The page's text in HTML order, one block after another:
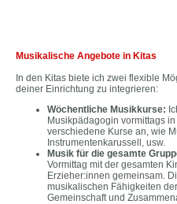
Musikalische Angebote in Kitas
In den Kitas biete ich zwei flexible
deiner Einrichtung zu integrieren:
Wöchentliche Musikkurse:
Musikpädagogin vormittags
verschiedene Kurse an, wie
Instrumentenkarussell, usw.
Musik für die gesamte
Vormittag mit der gesamten
Erzieher:innen gemeinsam.
musikalischen Fähigkeiten
Gemeinschaft und